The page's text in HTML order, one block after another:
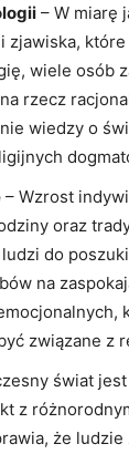
– W miarę
zjawiska,
wiele⁤ osób
rzecz
wiedzy o​
– Wzrost
oraz
ludzi do
na
związane z
świat
z
że ludzie